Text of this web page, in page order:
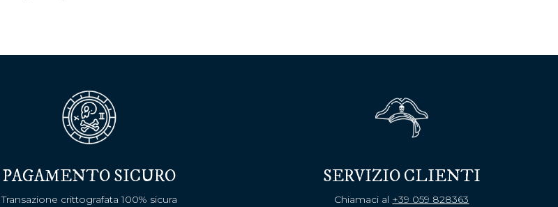
PAGAMENTO SICURO
Transazione crittografata 100% sicura
SERVIZIO CLIENTI
Chiamaci al +39 059 828363